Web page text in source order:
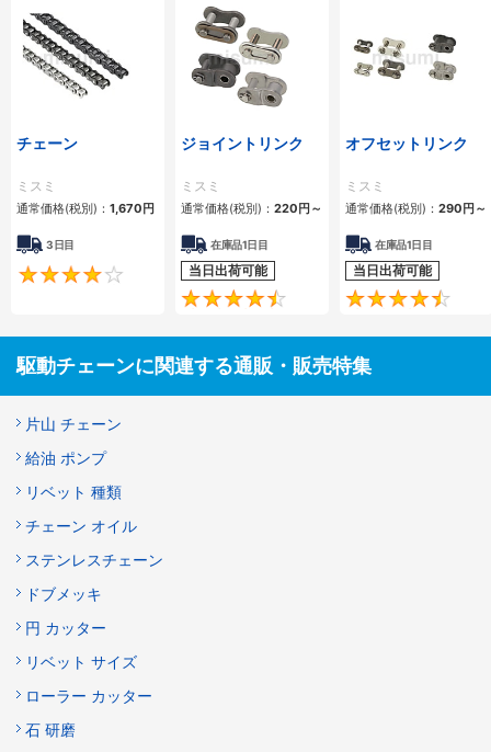
チェーン
ミスミ
通常価格(税別)： 1,670円
3日目
4.2
ジョイントリンク
ミスミ
通常価格(税別)： 220円～
在庫品1日目
当日出荷可能
4.5
オフセットリンク
ミスミ
通常価格(税別)： 290円～
在庫品1日目
当日出荷可能
駆動チェーンに関連する通販・販売特集
片山 チェーン
給油 ポンプ
リベット 種類
チェーン オイル
ステンレスチェーン
ドブメッキ
円 カッター
リベット サイズ
ローラー カッター
石 研磨